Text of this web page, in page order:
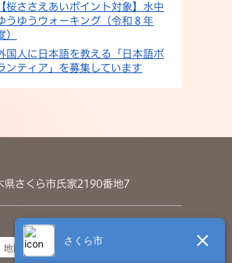
【桜ささえあいポイント対象】水中
うゆうウォーキング（令和８年
）
国人に日本語を教える「日本語ボ
ンティア」を募集しています
地図・アクセス
さくら市氏家2190番地7